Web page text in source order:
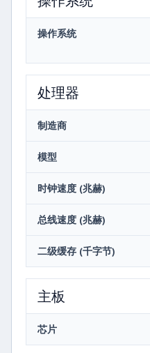
操作系统
处理器
制造商
模型
时钟速度 (兆赫)
总线速度 (兆赫)
二级缓存 (千字节)
主板
芯片